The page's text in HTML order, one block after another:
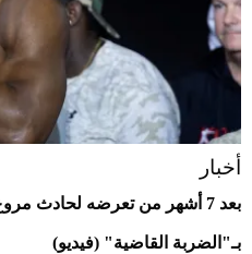
أخبار
بعد 7 أشهر من تعرضه لحادث
بـ"الضربة القاضية" (فيديو)